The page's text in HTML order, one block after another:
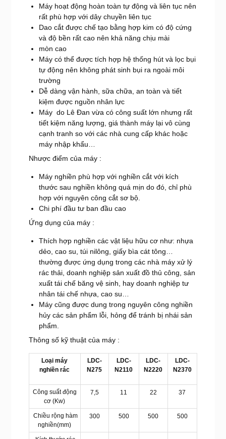
Máy hoạt động hoàn toàn tự động và liên tục nên
rất phù hợp với dây chuyền liên tục
Dao cắt được chế tạo bằng hợp kim có độ cứng
và độ bền rất cao nên khả năng chịu mài
mòn cao
Máy có thể được tích hợp hệ thống hút và lọc bụi
tự động nên không phát sinh bụi ra ngoài môi
trường
Dễ dàng vận hành, sữa chữa, an toàn và tiết
kiệm được nguồn nhân lực
Máy do Lê Đan vừa có công suất lớn nhưng rất
tiết kiệm năng lượng, giá thành máy lại vô cùng
cạnh tranh so với các nhà cung cấp khác hoặc
máy nhập khẩu…
Nhược điểm của máy :
Máy nghiền phù hợp với nghiền cắt với kích
thước sau nghiền không quá mịn do đó, chỉ phù
hợp với nguyên công cắt sơ bộ.
Chi phí đầu tư ban đầu cao
Ứng dụng của máy :
Thích hợp nghiền các vật liệu hữu cơ như: nhựa
dẻo, cao su, túi nilông, giấy bìa cát tông…
thường được ứng dụng trong các nhà máy xử lý
rác thải, doanh nghiệp sản xuất đồ thủ công, sản
xuất tái chế băng vệ sinh, hay doanh nghiệp tư
nhân tái chế nhựa, cao su…
Máy cũng được dung trong nguyên công nghiền
hủy các sản phẩm lỗi, hỏng để tránh bị nhái sản
phẩm.
Thông số kỹ thuật của máy :
Loại máy
nghiền rác
LDC-
N275
LDC-
N2110
LDC-
N2220
LDC-
N2370
Công suất động
cơ (Kw)
7,5 11 22 37
Chiều rộng hàm
nghiền(mm)
300 500 500 500